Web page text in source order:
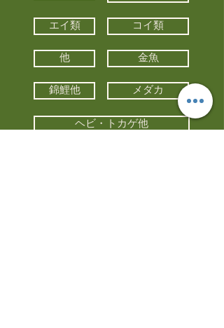
エイ類 コイ類
他 金魚
錦鯉他 メダカ
ヘビ・トカゲ他